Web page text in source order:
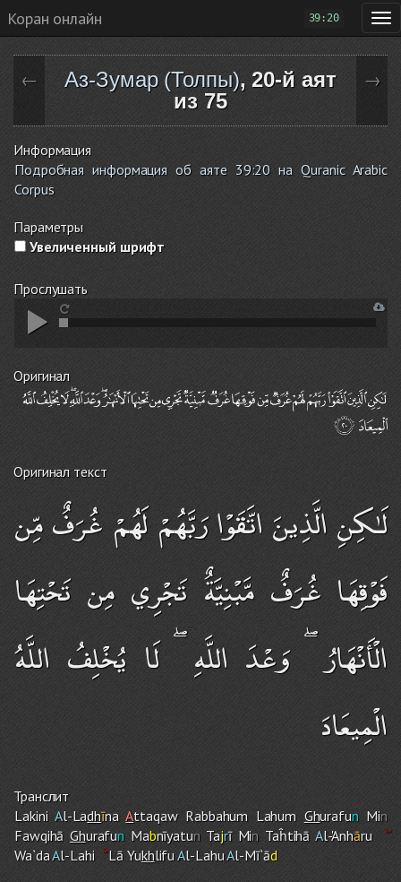
Коран онлайн 39:20
← Аз-Зумар (Толпы), 20-й аят
из 75
→
Информация
Подробная информация об аяте 39:20 на Quranic Arabic
Corpus
Параметры
Увеличенный шрифт
Прослушать
Оригинал
Оригинал текст
لَـٰكِنِ الَّذِينَ اتَّقَوْا رَبَّهُمْ لَهُمْ غُرَفٌ مِّن
فَوْقِهَا غُرَفٌ مَّبْنِيَّةٌ تَجْرِي مِن تَحْتِهَا
الْأَنْهَارُ ۖ وَعْدَ اللَّهِ ۖ لَا يُخْلِفُ اللَّهُ
الْمِيعَادَ
Транслит
LakiniAl-LadhīnaAttaqaw Rabbahum Lahum GhurafunMin
Fawqihā Ghurafun MabnīyatunTajrī Min Taĥtihā Al-'Anhāru
Wa`daAl-Lahi Lā YukhlifuAl-LahuAl-Mī`ād